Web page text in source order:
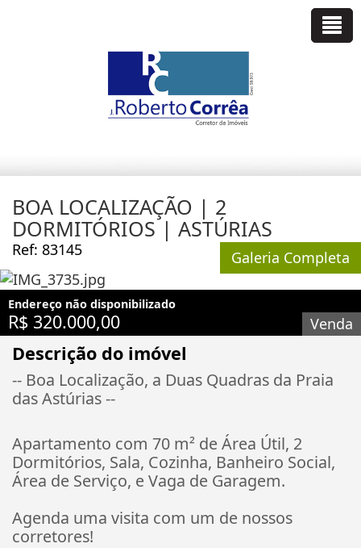
BOA LOCALIZAÇÃO | 2
DORMITÓRIOS | ASTÚRIAS
Ref: 83145 Galeria Completa
Endereço não disponibilizado
R$ 320.000,00 Venda
Descrição do imóvel
-- Boa Localização, a Duas Quadras da Praia
das Astúrias --
Apartamento com 70 m² de Área Útil, 2
Dormitórios, Sala, Cozinha, Banheiro Social,
Área de Serviço, e Vaga de Garagem.
Agenda uma visita com um de nossos
corretores!